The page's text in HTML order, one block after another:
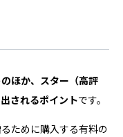
ほか、スター（高評
されるポイントです。
ために購入する有料の